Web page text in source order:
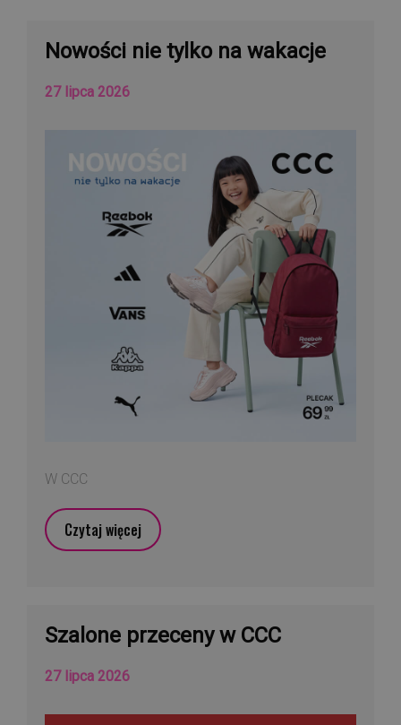
Nowości nie tylko na wakacje
27 lipca 2026
W CCC
Czytaj więcej
Szalone przeceny w CCC
27 lipca 2026